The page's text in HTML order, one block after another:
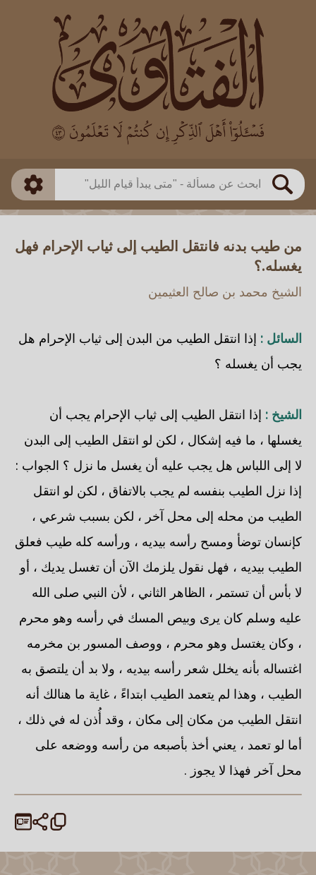
بحث
العالم
بن باز
بن العثيمين
اللجنة الدائمة
طريقة البحث
ذكي
من طيب بدنه فانتقل الطيب إلى ثياب الإحرام فهل
يغسله.؟
الشيخ محمد بن صالح العثيمين
السائل : إذا انتقل الطيب من البدن إلى ثياب الإحرام هل
يجب أن يغسله ؟
الشيخ : إذا انتقل الطيب إلى ثياب الإحرام يجب أن
يغسلها ، ما فيه إشكال ، لكن لو انتقل الطيب إلى البدن
لا إلى اللباس هل يجب عليه أن يغسل ما نزل ؟ الجواب :
إذا نزل الطيب بنفسه لم يجب بالاتفاق ، لكن لو انتقل
الطيب من محله إلى محل آخر ، لكن بسبب شرعي ،
كإنسان توضأ ومسح رأسه بيديه ، ورأسه كله طيب فعلق
الطيب بيديه ، فهل نقول يلزمك الآن أن تغسل يديك ، أو
لا بأس أن تستمر ، الظاهر الثاني ، لأن النبي صلى الله
عليه وسلم كان يرى وبيص المسك في رأسه وهو محرم
، وكان يغتسل وهو محرم ، ووصف المسور بن مخرمه
اغتساله بأنه يخلل شعر رأسه بيديه ، ولا بد أن يلتصق به
الطيب ، وهذا لم يتعمد الطيب ابتداءً ، غاية ما هنالك أنه
انتقل الطيب من مكان إلى مكان ، وقد أُذن له في ذلك ،
أما لو تعمد ، يعني أخذ بأصبعه من رأسه ووضعه على
محل آخر فهذا لا يجوز .